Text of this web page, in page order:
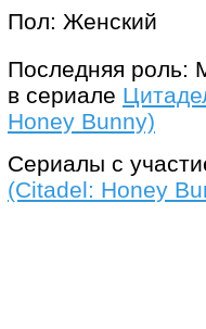
Пол: Женский
Последняя роль:
в сериале
Honey Bunny)
Сериалы с
(Citadel: Honey